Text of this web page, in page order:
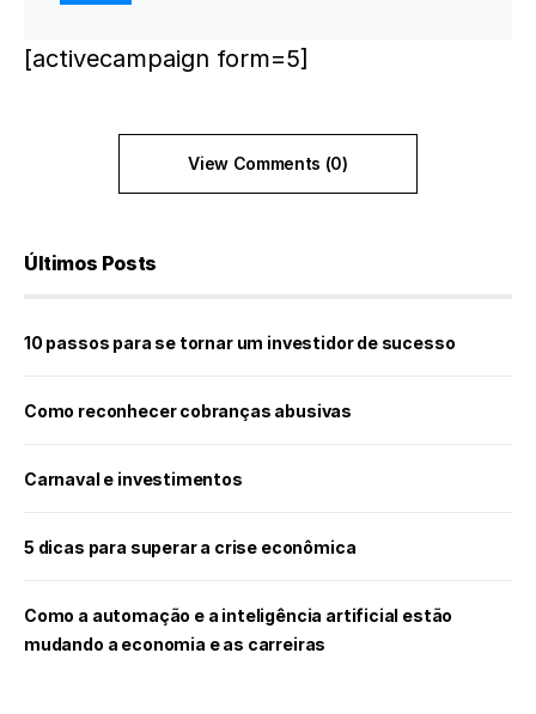
[activecampaign form=5]
View Comments (0)
Últimos Posts
10 passos para se tornar um investidor de sucesso
Como reconhecer cobranças abusivas
Carnaval e investimentos
5 dicas para superar a crise econômica
Como a automação e a inteligência artificial estão
mudando a economia e as carreiras